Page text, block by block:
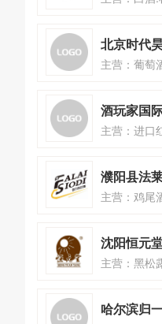
主营：葡萄
主营：进口
濮阳县法
主营：鸡尾
沈阳恒元
主营：黑松
哈尔滨归